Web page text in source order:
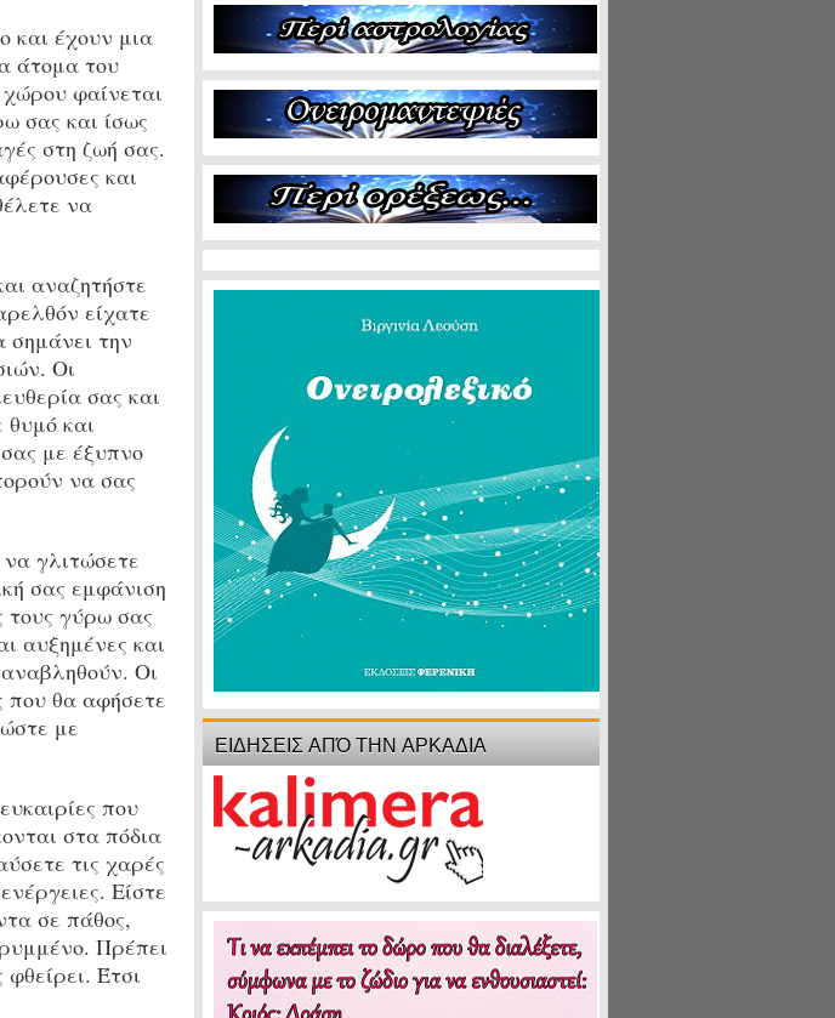
και έχουν μια
άτομα του
φαίνεται
σας και ίσως
στη ζωή σας.
και
να
αναζητήστε
είχατε
σημάνει την
Οι
σας και
και
με έξυπνο
να σας
γλιτώσετε
σας εμφάνιση
τους γύρω σας
αυξημένες και
Οι
που θα αφήσετε
με
που
στα πόδια
τις χαρές
Είστε
σε πάθος,
Πρέπει
Έτσι
ΕΙΔΗΣΕΙΣ ΑΠΌ ΤΗΝ ΑΡΚΑΔΙΑ